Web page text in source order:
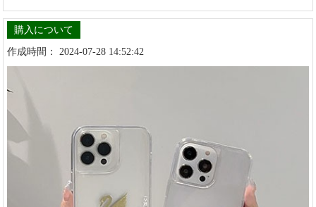
購入について
作成時間： 2024-07-28 14:52:42